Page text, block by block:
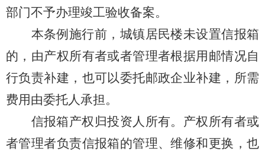
部门不予办理竣工验收备案。
本条例施行前，城镇居民楼未设置信报箱
的，由产权所有者或者管理者根据用邮情况自
行负责补建， 也可以委托邮政企业补建， 所需
费用由委托人承担。
信报箱产权归投资人所有。 产权所有者或
者管理者负责信报箱的管理、维修和更换，也